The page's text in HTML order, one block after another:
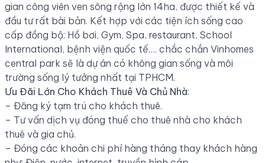
gian công viên ven sông rộng lớn 14ha, được thiết kế và
đầu tư rất bài bản. Kết hợp với các tiện ích sống cao
cấp đồng bộ: Hồ bơi, Gym, Spa, restaurant, School
International, bệnh viện quốc tế…. chắc chắn Vinhomes
central park sẽ là dự án có không gian sống và môi
trường sống lý tưởng nhất tại TPHCM.
Ưu Đãi Lớn Cho Khách Thuê Và Chủ Nhà:
– Đăng ký tạm trú cho khách thuê.
– Tư vấn dịch vụ đóng thuế cho thuê nhà cho khách
thuê và gia chủ.
– Đóng các khoản chi phí hàng tháng thay khách hàng